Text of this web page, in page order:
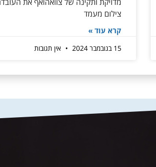
צילום מעמד
קרא עוד »
15 בנובמבר 2024 אין תגובות